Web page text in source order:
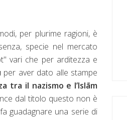
per plurime ragioni, è
specie nel mercato
vari che per arditezza e
per aver dato alle stampe
tra il nazismo e l’Islām
dal titolo questo non è
guadagnare una serie di